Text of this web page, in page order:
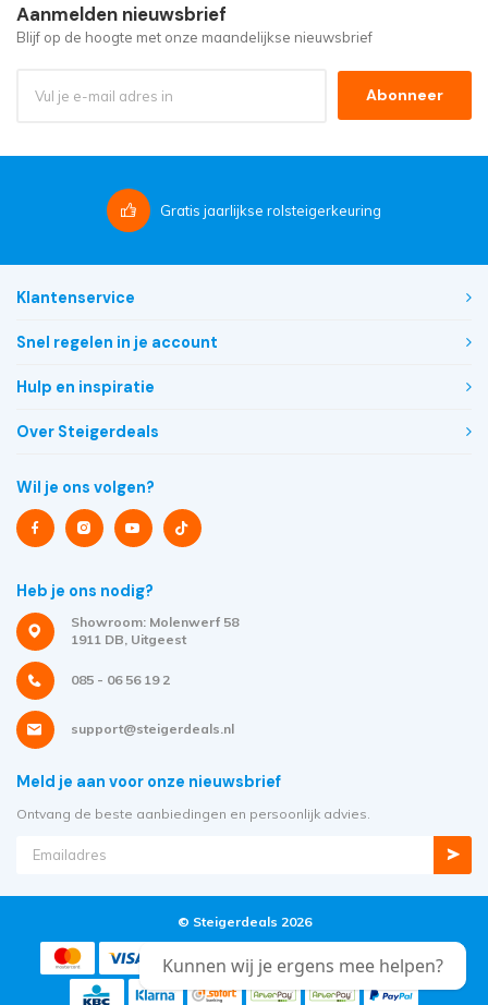
Aanmelden nieuwsbrief
Blijf op de hoogte met onze maandelijkse nieuwsbrief
Abonneer
Gratis jaarlijkse rolsteigerkeuring
Klantenservice
Snel regelen in je account
Hulp en inspiratie
Over Steigerdeals
Wil je ons volgen?
Heb je ons nodig?
Showroom: Molenwerf 58
1911 DB, Uitgeest
085 - 06 56 19 2
support@steigerdeals.nl
Meld je aan voor onze nieuwsbrief
Ontvang de beste aanbiedingen en persoonlijk advies.
© Steigerdeals 2026
Kunnen wij je ergens mee helpen?